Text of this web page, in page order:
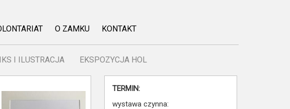
O ZAMKU KONTAKT
I ILUSTRACJA EKSPOZYCJA HOL
TERMIN:
wystawa czynna: